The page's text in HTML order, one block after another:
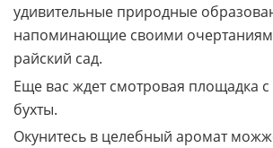
удивительные природные
напоминающие своими
райский сад.
Еще вас ждет смотровая площадка
бухты.
Окунитесь в целебный аромат